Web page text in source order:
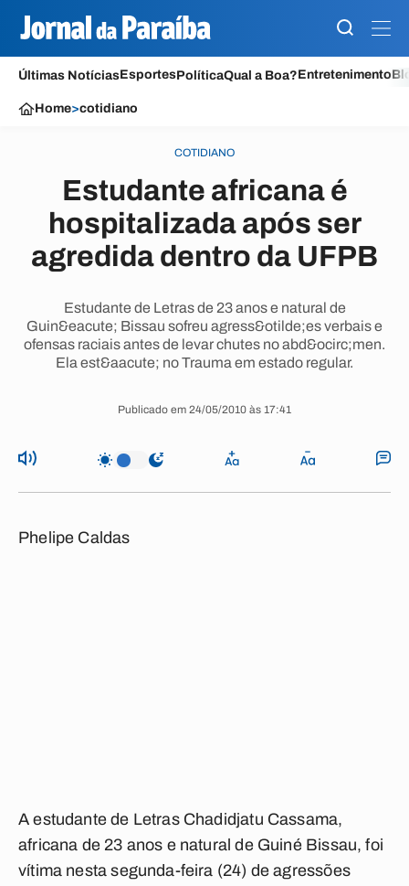
Últimas NotíciasEsportesPolíticaQual a Boa?Entretenimento
Home>cotidiano
COTIDIANO
Estudante africana é
hospitalizada após ser
agredida dentro da UFPB
Estudante de Letras de 23 anos e natural de
Guin&eacute; Bissau sofreu agress&otilde;es verbais e
ofensas raciais antes de levar chutes no abd&ocirc;men.
Ela est&aacute; no Trauma em estado regular.
Publicado em 24/05/2010 às 17:41
Phelipe Caldas
A estudante de Letras Chadidjatu Cassama,
africana de 23 anos e natural de Guiné Bissau, foi
vítima nesta segunda-feira (24) de agressões